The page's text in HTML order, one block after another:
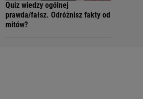
Quiz wiedzy ogólnej
prawda/fałsz. Odróżnisz fakty od
mitów?